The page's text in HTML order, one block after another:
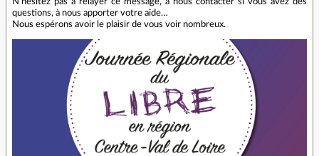
questions, à nous apporter votre aide…
Nous espérons avoir le plaisir de vous voir nombreux.